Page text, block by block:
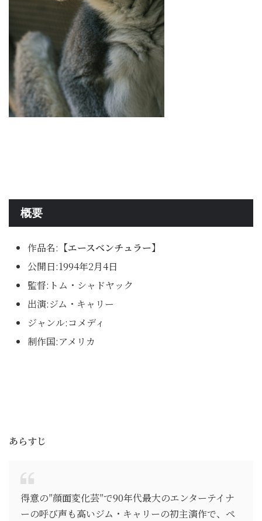
概要
作品名: 【エースベンチュラー】
公開日:1994年2月4日
監督:トム・シャドヤック
出演:ジム・キャリー
ジャンル:コメディ
制作国:アメリカ
あらすじ
得意の″顔面変化芸″で90年代最大のエンターテイナ
ーの呼び声も高いジム・キャリーの初主演作で、ペ